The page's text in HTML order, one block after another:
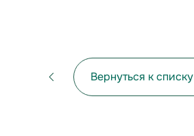
Вернуться к списку